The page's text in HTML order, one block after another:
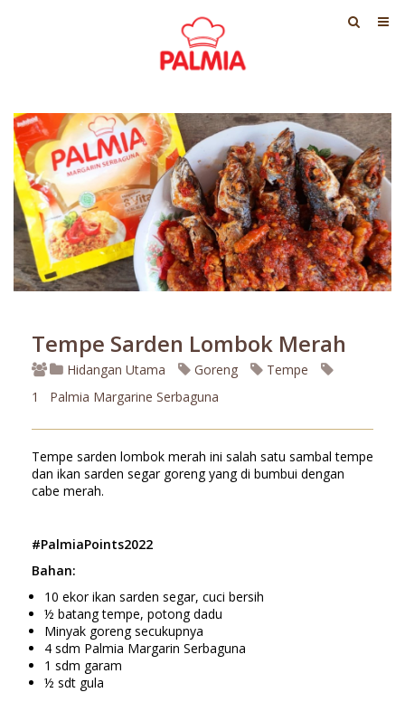
Tempe Sarden Lombok Merah
1
Hidangan Utama Goreng
Tempe
Palmia Margarine Serbaguna
Tempe sarden lombok merah ini salah satu sambal tempe
dan ikan sarden segar goreng yang di bumbui dengan
cabe merah.
#PalmiaPoints2022
Bahan:
10 ekor ikan sarden segar, cuci bersih
½ batang tempe, potong dadu
Minyak goreng secukupnya
4 sdm Palmia Margarin Serbaguna
1 sdm garam
½ sdt gula